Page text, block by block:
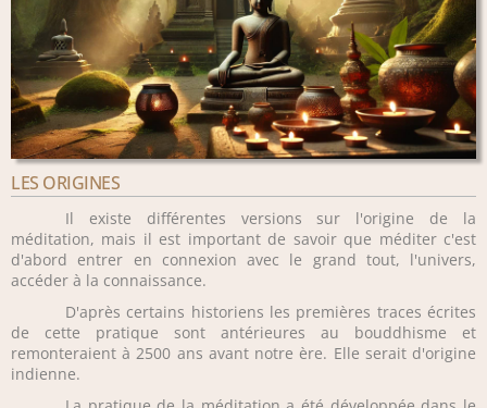
LES ORIGINES
Il existe différentes versions sur l'origine de la
méditation, mais il est important de savoir que méditer c'est
d'abord entrer en connexion avec le grand tout, l'univers,
accéder à la connaissance.
D'après certains historiens les premières traces écrites
de cette pratique sont antérieures au bouddhisme et
remonteraient à 2500 ans avant notre ère. Elle serait d'origine
indienne.